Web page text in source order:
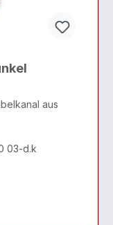
aus
03-d.k